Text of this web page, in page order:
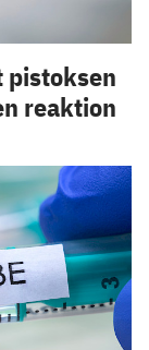
pistoksen
reaktion